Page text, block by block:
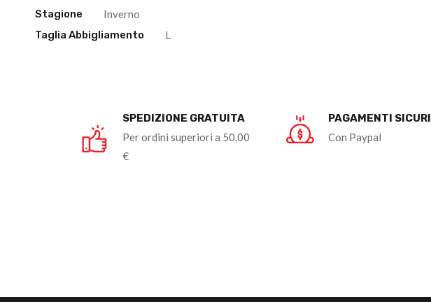
Stagione
Inverno
Taglia Abbigliamento
L
SPEDIZIONE GRATUITA
Per ordini superiori a 50,00
€
PAGAMENTI SICURI
Con Paypal